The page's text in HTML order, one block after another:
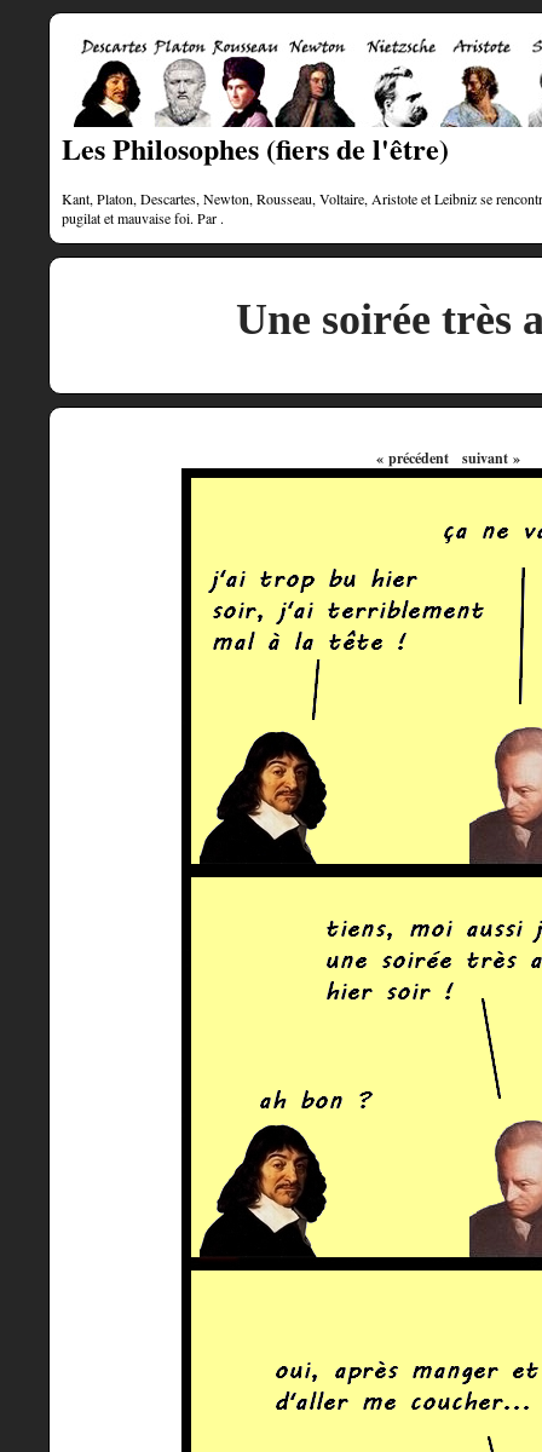
Les Philosophes (fiers de l'être)
Kant, Platon, Descartes, Newton, Rousseau, Voltaire, Aristote et Leibniz se
pugilat et mauvaise foi. Par .
Une soirée très
« précédent suivant »